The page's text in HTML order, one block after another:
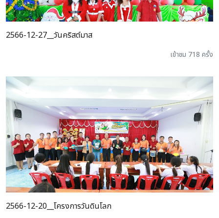
2566-12-27__วันคริสต์มาส
เข้าชม 718 ครั้ง
2566-12-20__โครงการวันดินโลก